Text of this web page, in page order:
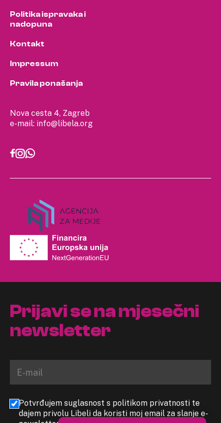
Nova cesta 4, Zagreb
e-mail: info@libela.org
Politika ispravaka i
nadopuna
Kontakt
Impressum
Pravila ponašanja
Prijavi se na mjesečni
newsletter
Potvrđujem suglasnost s politikom privatnosti te
dajem privolu Libeli da koristi moj email za slanje e-